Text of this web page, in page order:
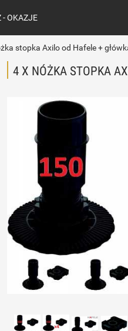
- OKAZJE
stopka Axilo od Hafele +
4 X NÓŻKA STOPKA